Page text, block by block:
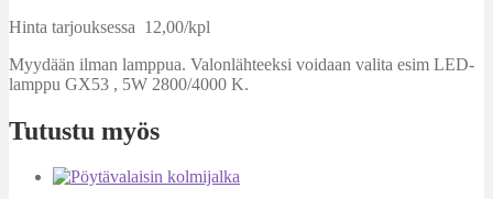
Hinta tarjouksessa 12,00/kpl
Myydään ilman lamppua. Valonlähteeksi voidaan valita esim LED-
lamppu GX53 , 5W 2800/4000 K.
Tutustu myös